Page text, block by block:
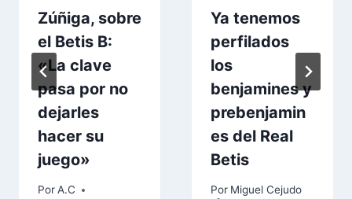
Zúñiga, sobre
el Betis B:
«La clave
pasa por no
dejarles
hacer su
juego»
PorA.C
Ya tenemos
perfilados
los
benjamines y
prebenjamin
es del Real
Betis
Por Miguel Cejudo